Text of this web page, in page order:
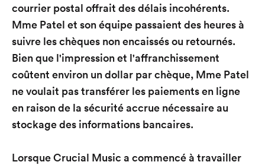
courrier postal offrait des délais incohérents.
Mme Patel et son équipe passaient des heures à
suivre les chèques non encaissés ou retournés.
Bien que l'impression et l'affranchissement
coûtent environ un dollar par chèque, Mme Patel
ne voulait pas transférer les paiements en ligne
en raison de la sécurité accrue nécessaire au
stockage des informations bancaires.
Lorsque Crucial Music a commencé à travailler